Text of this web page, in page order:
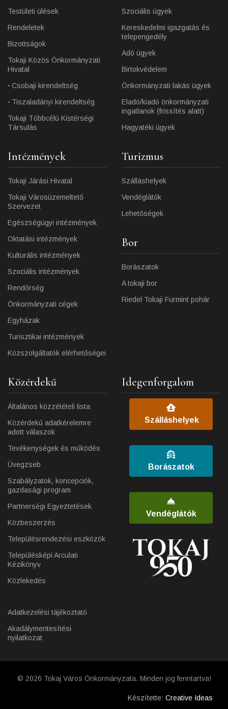
Testületi ülések
Rendeletek
Bizottságok
Tokaji Közös Önkormányzati
Hivatal
Csobaji kirendeltség
Tiszaladányi kirendeltség
Tokaji Többcélú Kistérségi
Társulás
Szociális ügyek
Kereskedelmi igazgatás és
telepengedély
Adó ügyek
Birtokvédelem
Önkormányzati lakás ügyek
Eladó/kiadó önkormányzati
ingatlanok (frissítés alatt)
Hagyatéki ügyek
Intézmények
Tokaji Járási Hivatal
Tokaji Városüzemeltető
Szervezet
Egészségügyi intézmények
Oktatási intézmények
Kulturális intézmények
Szociális intézmények
Rendőrség
Önkormányzati cégek
Egyházak
Turisztikai intézmények
Közszolgáltatók elérhetőségei
Turizmus
Szálláshelyek
Vendéglátók
Lehetőségek
Bor
Borászatok
A tokaji bor
Riedel Tokaji Furmint pohár
Közérdekű
Általános közzétételi lista
Közérdekű adatkérelemre
adott válaszok
Tevékenységek és működés
Üvegzseb
Szabályzatok, koncepciók,
gazdasági program
Partnerségi Egyeztetések
Közbeszerzés
Településrendezési eszközök
Településképi Arculati
Kézikönyv
Közlekedés
Adatkezelési tájékoztató
Akadálymentesítési
nyilatkozat
Idegenforgalom
Szálláshelyek
Borászatok
Vendéglátók
© 2026 Tokaj Város Önkormányzata. Minden jog fenntartva!
Készítette: Creative Ideas